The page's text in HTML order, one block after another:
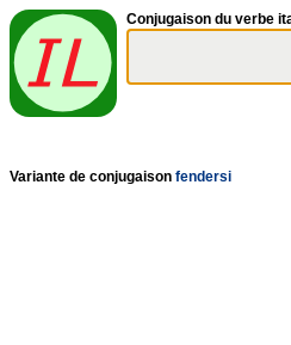
Conjugaison du verbe
Variante de conjugaison fendersi